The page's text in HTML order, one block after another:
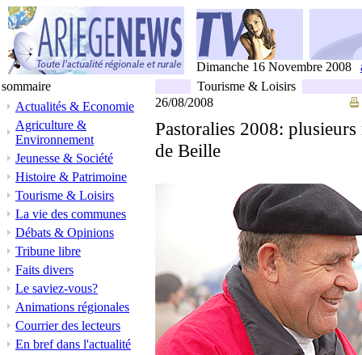
Dimanche 16 Novembre 2008
sommaire
Actualités & Economie
Agriculture &
Environnement
Jeunesse & Société
Histoire & Patrimoine
Tourisme & Loisirs
La vie des communes
Débats & Opinions
Tribune libre
Faits divers
Le saviez-vous?
Animations régionales
Courrier des lecteurs
En bref dans l'actualité
Tourisme & Loisirs
26/08/2008
Pastoralies 2008:
de Beille